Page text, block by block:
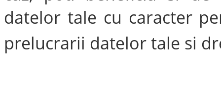
datelor tale cu caracter
prelucrarii datelor tale si